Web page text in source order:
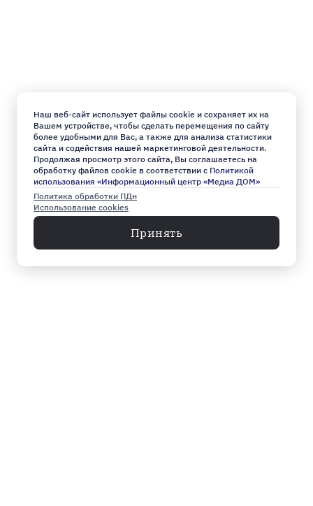
Наш веб-сайт использует файлы cookie и сохраняет их на
Вашем устройстве, чтобы сделать перемещения по сайту
более удобными для Вас, а также для анализа статистики
сайта и содействия нашей маркетинговой деятельности.
Продолжая просмотр этого сайта, Вы соглашаетесь на
обработку файлов cookie в соответствии с Политикой
использования «Информационный центр «Медиа ДОМ»
Политика обработки ПДн
Использование cookies
Принять